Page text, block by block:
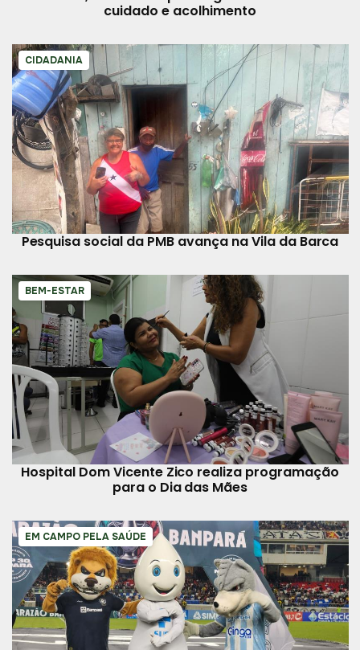
cuidado e acolhimento
CIDADANIA
Pesquisa social da PMB avança na Vila da Barca
BEM-ESTAR
Hospital Dom Vicente Zico realiza programação
para o Dia das Mães
EM CAMPO PELA SAÚDE